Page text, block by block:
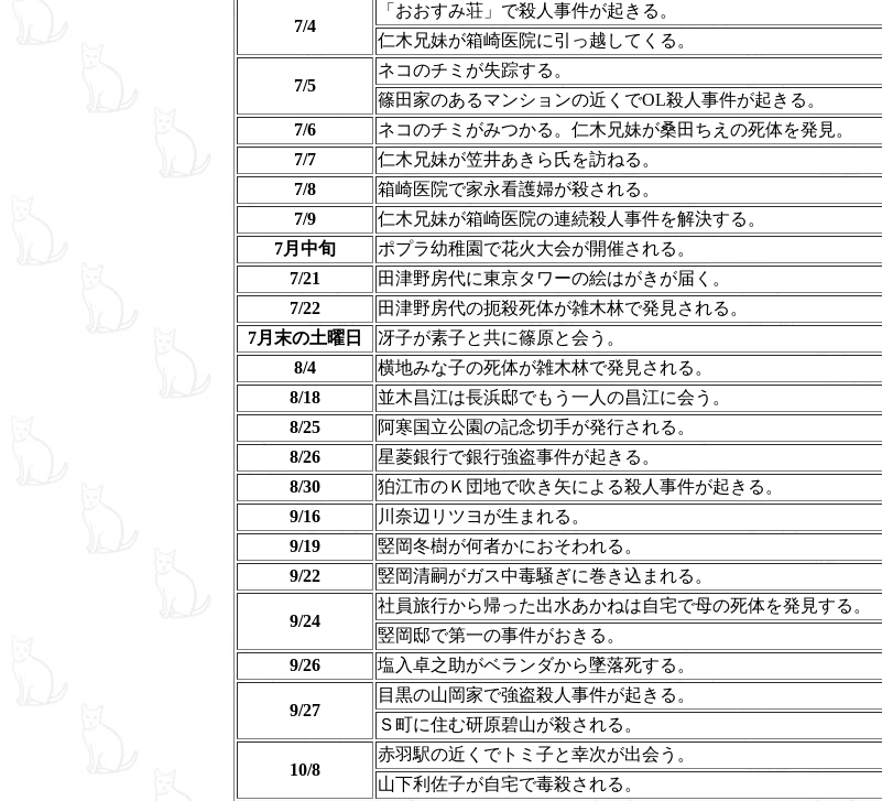
7/4
「おおすみ荘」で殺人事件が起きる。
仁木兄妹が箱崎医院に引っ越してくる。
7/5
ネコのチミが失踪する。
篠田家のあるマンションの近くでOL殺人事件が起きる。
7/6
ネコのチミがみつかる。仁木兄妹が桑田ちえの死体を発見。
7/7
仁木兄妹が笠井あきら氏を訪ねる。
7/8
箱崎医院で家永看護婦が殺される。
7/9
仁木兄妹が箱崎医院の連続殺人事件を解決する。
7月中旬
ポプラ幼稚園で花火大会が開催される。
7/21
田津野房代に東京タワーの絵はがきが届く。
7/22
田津野房代の扼殺死体が雑木林で発見される。
7月末の土曜日
冴子が素子と共に篠原と会う。
8/4
横地みな子の死体が雑木林で発見される。
8/18
並木昌江は長浜邸でもう一人の昌江に会う。
8/25
阿寒国立公園の記念切手が発行される。
8/26
星菱銀行で銀行強盗事件が起きる。
8/30
狛江市のＫ団地で吹き矢による殺人事件が起きる。
9/16
川奈辺リツヨが生まれる。
9/19
竪岡冬樹が何者かにおそわれる。
9/22
竪岡清嗣がガス中毒騒ぎに巻き込まれる。
9/24
社員旅行から帰った出水あかねは自宅で母の死体を発見する。
竪岡邸で第一の事件がおきる。
9/26
塩入卓之助がベランダから墜落死する。
9/27
目黒の山岡家で強盗殺人事件が起きる。
Ｓ町に住む研原碧山が殺される。
10/8
赤羽駅の近くでトミ子と幸次が出会う。
山下利佐子が自宅で毒殺される。